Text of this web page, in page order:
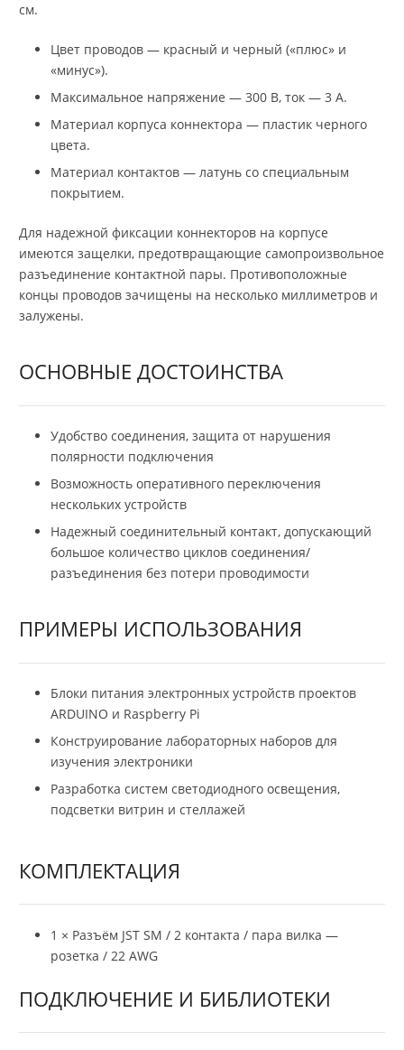
см.
Цвет проводов — красный и черный («плюс» и
«минус»).
Максимальное напряжение — 300 В, ток — 3 А.
Материал корпуса коннектора — пластик черного
цвета.
Материал контактов — латунь со специальным
покрытием.
Для надежной фиксации коннекторов на корпусе
имеются защелки, предотвращающие самопроизвольное
разъединение контактной пары. Противоположные
концы проводов зачищены на несколько миллиметров и
залужены.
ОСНОВНЫЕ ДОСТОИНСТВА
Удобство соединения, защита от нарушения
полярности подключения
Возможность оперативного переключения
нескольких устройств
Надежный соединительный контакт, допускающий
большое количество циклов соединения/
разъединения без потери проводимости
ПРИМЕРЫ ИСПОЛЬЗОВАНИЯ
Блоки питания электронных устройств проектов
ARDUINO и Raspberry Pi
Конструирование лабораторных наборов для
изучения электроники
Разработка систем светодиодного освещения,
подсветки витрин и стеллажей
КОМПЛЕКТАЦИЯ
1 × Разъём JST SM / 2 контакта / пара вилка —
розетка / 22 AWG
ПОДКЛЮЧЕНИЕ И БИБЛИОТЕКИ